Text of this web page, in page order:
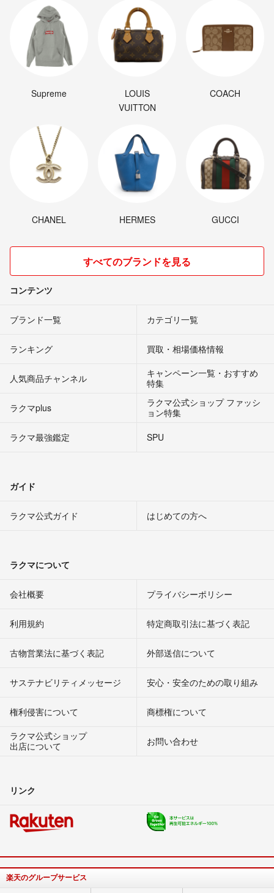
Supreme
LOUIS
VUITTON
COACH
CHANEL HERMES GUCCI
すべてのブランドを見る
コンテンツ
ブランド一覧 カテゴリ一覧
ランキング 買取・相場価格情報
人気商品チャンネル
キャンペーン一覧・おすすめ
特集
ラクマplus
ラクマ公式ショップ ファッシ
ョン特集
ラクマ最強鑑定
SPU
ガイド
ラクマ公式ガイド はじめての方へ
ラクマについて
会社概要 プライバシーポリシー
利用規約 特定商取引法に基づく表記
古物営業法に基づく表記 外部送信について
サステナビリティメッセージ 安心・安全のための取り組み
権利侵害について
商標権について
ラクマ公式ショップ
出店について
お問い合わせ
リンク
楽天のグループサービス